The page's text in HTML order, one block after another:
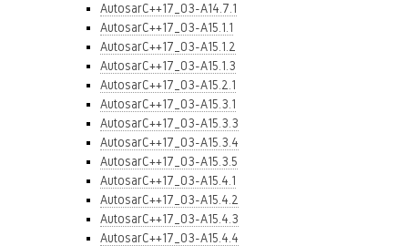
AutosarC++17_03-A14.7.1
AutosarC++17_03-A15.1.1
AutosarC++17_03-A15.1.2
AutosarC++17_03-A15.1.3
AutosarC++17_03-A15.2.1
AutosarC++17_03-A15.3.1
AutosarC++17_03-A15.3.3
AutosarC++17_03-A15.3.4
AutosarC++17_03-A15.3.5
AutosarC++17_03-A15.4.1
AutosarC++17_03-A15.4.2
AutosarC++17_03-A15.4.3
AutosarC++17_03-A15.4.4